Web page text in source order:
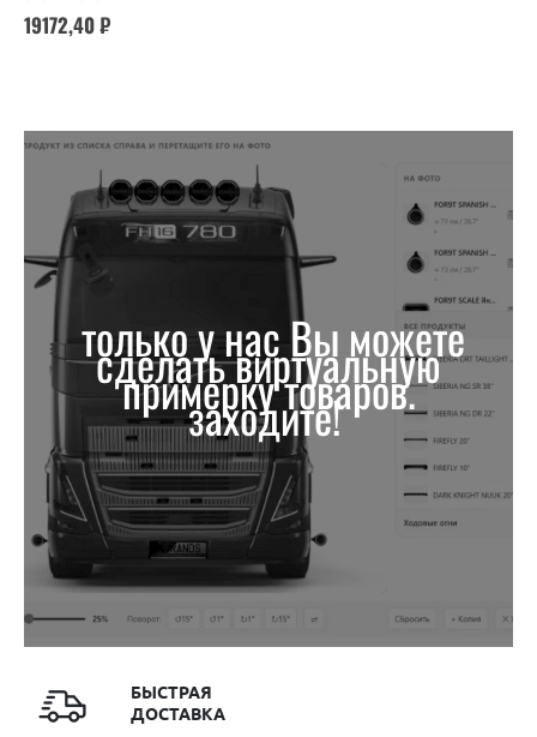
19172,40₽
только у нас Вы можете
сделать виртуальную
примерку товаров.
заходите!
БЫСТРАЯ
ДОСТАВКА